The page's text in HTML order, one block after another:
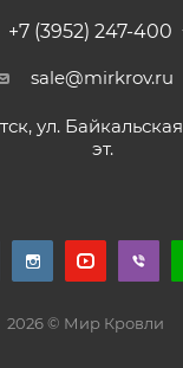
+7 (3952) 247-400
sale@mirkrov.ru
ул.
эт.
2026 © Мир Кровли